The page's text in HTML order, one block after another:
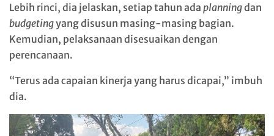
Lebih rinci, dia jelaskan, setiap tahun ada planningdan
budgetingyang disusun masing-masing bagian.
Kemudian, pelaksanaan disesuaikan dengan
perencanaan.
“Terus ada capaian kinerja yang harus dicapai,” imbuh
dia.